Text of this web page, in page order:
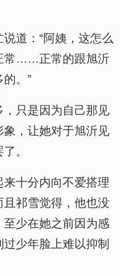
道：“阿姨，这怎么
常……正常的跟旭沂
。”
只是因为自己那见
，让她对于旭沂见
。
十分内向不爱搭理
且祁雪觉得，他也没
少在她之前因为感
少年脸上难以抑制